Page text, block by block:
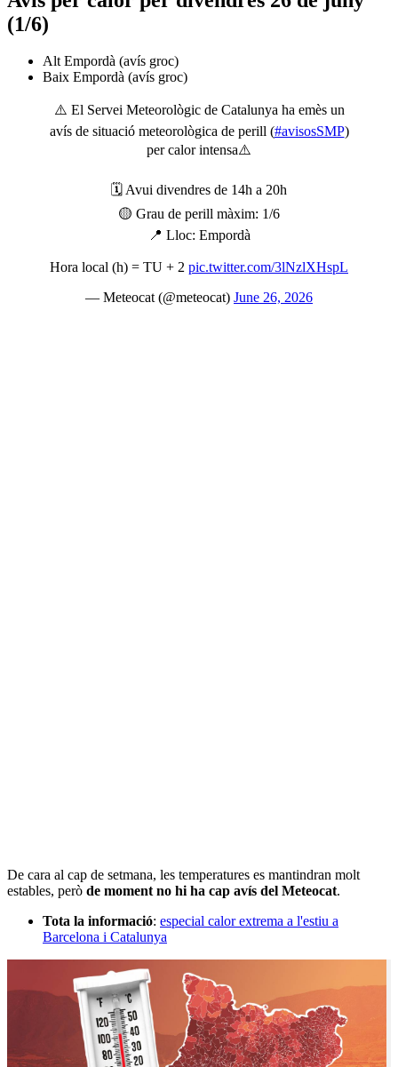
(1/6)
Alt Empordà (avís groc)
Baix Empordà (avís groc)
⚠️ El Servei Meteorològic de Catalunya ha emès un
avís de situació meteorològica de perill (#avisosSMP)
per calor intensa⚠️
🗓️ Avui divendres de 14h a 20h
🟡 Grau de perill màxim: 1/6
📍 Lloc: Empordà
Hora local (h) = TU + 2 pic.twitter.com/3lNzlXHspL
— Meteocat (@meteocat) June 26, 2026
De cara al cap de setmana, les temperatures es mantindran molt
estables, però de moment no hi ha cap avís del Meteocat.
Tota la informació: especial calor extrema a l'estiu a
Barcelona i Catalunya